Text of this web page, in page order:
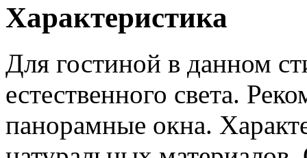
Характеристика
Для гостиной в данном
естественного света.
панорамные окна.